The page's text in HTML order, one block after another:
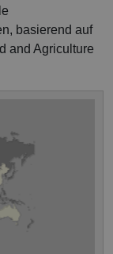
basierend auf
and Agriculture